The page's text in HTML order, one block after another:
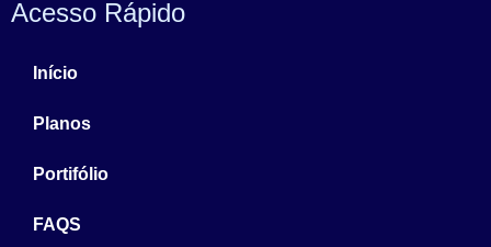
Acesso Rápido
Início
Planos
Portifólio
FAQS